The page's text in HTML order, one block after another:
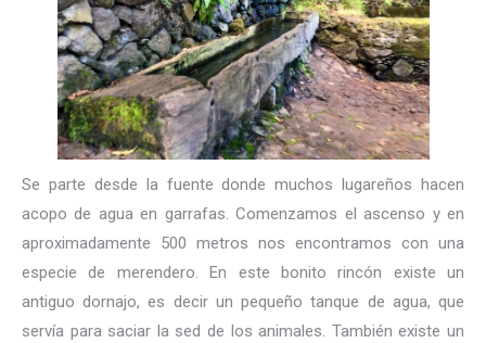
Se parte desde la fuente donde muchos lugareños hacen
acopo de agua en garrafas. Comenzamos el ascenso y en
aproximadamente 500 metros nos encontramos con una
especie de merendero. En este bonito rincón existe un
antiguo dornajo, es decir un pequeño tanque de agua, que
servía para saciar la sed de los animales. También existe un